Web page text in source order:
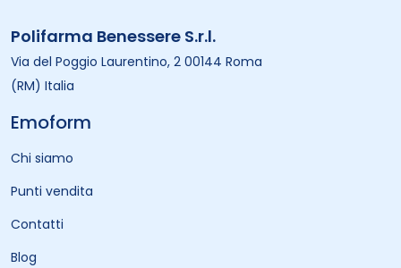
Polifarma Benessere S.r.l.
Via del Poggio Laurentino, 2 00144 Roma
(RM) Italia
Emoform
Chi siamo
Punti vendita
Contatti
Blog